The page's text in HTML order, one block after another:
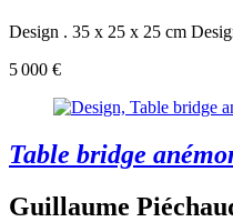
Design . 35 x 25 x 25 cm
5 000 €
Table bridge
Guillaume